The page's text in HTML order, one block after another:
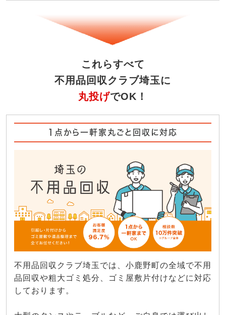
これらすべて
不用品回収クラブ埼玉に
丸投げでOK！
1点から一軒家丸ごと回収に対応
不用品回収クラブ埼玉では、小鹿野町の全域で不用
品回収や粗大ゴミ処分、ゴミ屋敷片付けなどに対応
しております。